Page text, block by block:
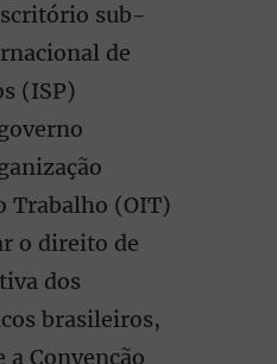
sub-
de
(ISP)
Trabalho (OIT)
o direito de
dos
brasileiros,
a Convenção